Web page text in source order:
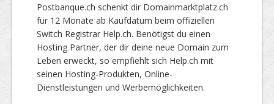
Postbanque.ch schenkt dir Domainmarktplatz.ch
für 12 Monate ab Kaufdatum beim offiziellen
Switch Registrar Help.ch. Benötigst du einen
Hosting Partner, der dir deine neue Domain zum
Leben erweckt, so empfiehlt sich Help.ch mit
seinen Hosting-Produkten, Online-
Dienstleistungen und Werbemöglichkeiten.